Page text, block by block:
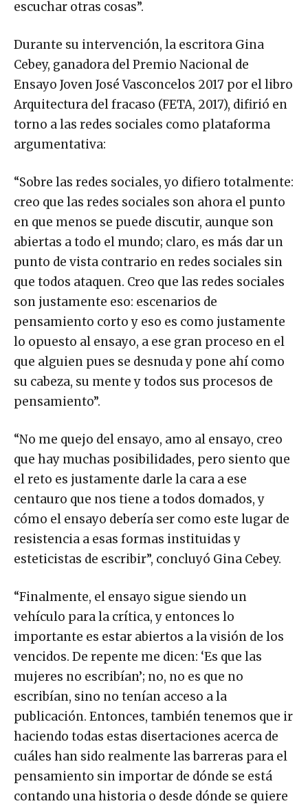
escuchar otras cosas”.
Durante su intervención, la escritora Gina
Cebey, ganadora del Premio Nacional de
Ensayo Joven José Vasconcelos 2017 por el libro
Arquitectura del fracaso (FETA, 2017), difirió en
torno a las redes sociales como plataforma
argumentativa:
“Sobre las redes sociales, yo difiero totalmente:
creo que las redes sociales son ahora el punto
en que menos se puede discutir, aunque son
abiertas a todo el mundo; claro, es más dar un
punto de vista contrario en redes sociales sin
que todos ataquen. Creo que las redes sociales
son justamente eso: escenarios de
pensamiento corto y eso es como justamente
lo opuesto al ensayo, a ese gran proceso en el
que alguien pues se desnuda y pone ahí como
su cabeza, su mente y todos sus procesos de
pensamiento”.
“No me quejo del ensayo, amo al ensayo, creo
que hay muchas posibilidades, pero siento que
el reto es justamente darle la cara a ese
centauro que nos tiene a todos domados, y
cómo el ensayo debería ser como este lugar de
resistencia a esas formas instituidas y
esteticistas de escribir”, concluyó Gina Cebey.
“Finalmente, el ensayo sigue siendo un
vehículo para la crítica, y entonces lo
importante es estar abiertos a la visión de los
vencidos. De repente me dicen: ‘Es que las
mujeres no escribían’; no, no es que no
escribían, sino no tenían acceso a la
publicación. Entonces, también tenemos que ir
haciendo todas estas disertaciones acerca de
cuáles han sido realmente las barreras para el
pensamiento sin importar de dónde se está
contando una historia o desde dónde se quiere